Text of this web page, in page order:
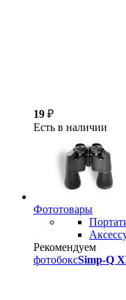
19 ₽
Есть в наличии
Фототовары
Рекомендуем
фотобоксSimp-Q